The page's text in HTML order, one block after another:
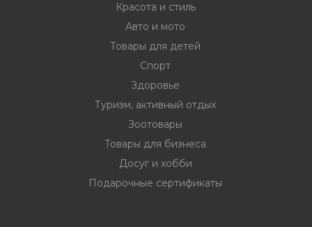
Красота и стиль
Авто и мото
Товары для детей
Спорт
Здоровье
Туризм, активный отдых
Зоотовары
Товары для бизнеса
Досуг и хобби
Подарочные сертификаты